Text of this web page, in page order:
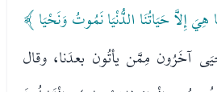
هِيَ إِلاَّ حَيَاتُنَا الدُّنْيَا نَمُوتُ وَنَحْيَا ﴾
آخَرُون مِمَّن يأتُون بعدَنا، وقال